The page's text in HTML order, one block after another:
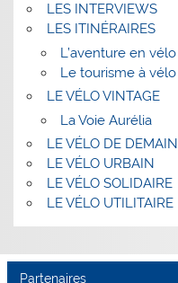
LES INTERVIEWS
LES ITINÉRAIRES
L’aventure en vélo
Le tourisme à vélo
LE VÉLO VINTAGE
La Voie Aurélia
LE VÉLO DE DEMAIN
LE VÉLO URBAIN
LE VÉLO SOLIDAIRE
LE VÉLO UTILITAIRE
Partenaires